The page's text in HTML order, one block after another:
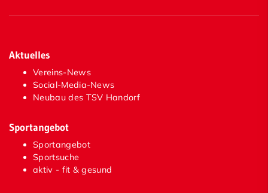
Aktuelles
Vereins-News
Social-Media-News
Neubau des TSV Handorf
Sportangebot
Sportangebot
Sportsuche
aktiv - fit & gesund